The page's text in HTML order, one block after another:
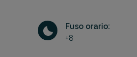
Fuso orario:
+8